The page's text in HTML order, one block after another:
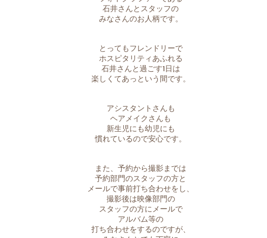
石井さんとスタッフの
みなさんのお人柄です。
とってもフレンドリーで
ホスピタリティあふれる
石井さんと過ごす1日は
楽しくてあっという間です。
アシスタントさんも
ヘアメイクさんも
新生児にも幼児にも
慣れているので安心です。
また、予約から撮影までは
予約部門のスタッフの方と
メールで事前打ち合わせをし、
撮影後は映像部門の
スタッフの方にメールで
アルバム等の
打ち合わせをするのですが、